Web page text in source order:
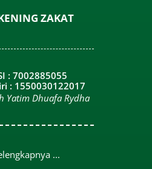
ZAKAT
: 7002885055
: 1550030122017
Yatim Dhuafa Rydha
...